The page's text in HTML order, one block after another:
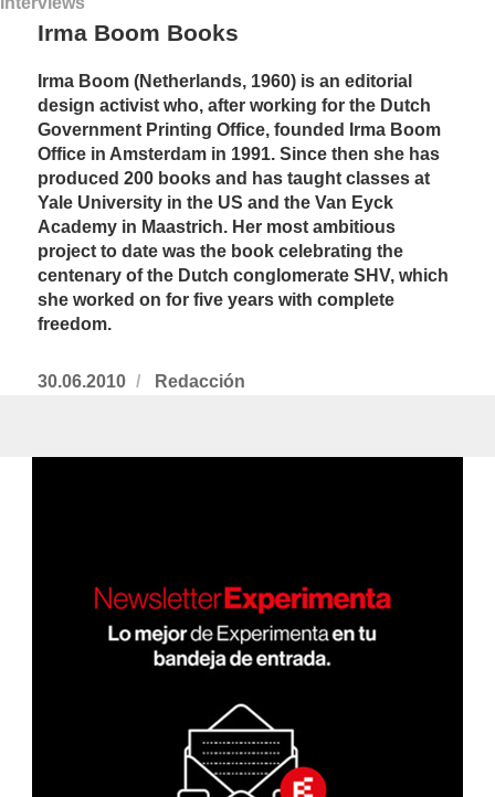
Irma Boom Books
Irma Boom (Netherlands, 1960) is an editorial
design activist who, after working for the Dutch
Government Printing Office, founded Irma Boom
Office in Amsterdam in 1991. Since then she has
produced 200 books and has taught classes at
Yale University in the US and the Van Eyck
Academy in Maastrich. Her most ambitious
project to date was the book celebrating the
centenary of the Dutch conglomerate SHV, which
she worked on for five years with complete
freedom.
Publicado
30.06.2010 https://www.experimenta.es/author/
Redacción